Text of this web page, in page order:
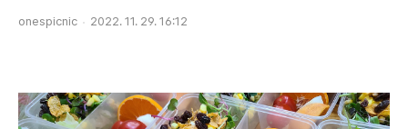
onespicnic 2022. 11. 29. 16:12